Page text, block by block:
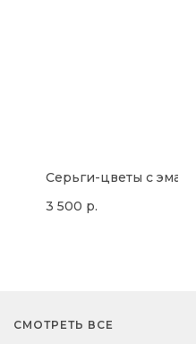
Серьги-цветы с
3 500 р.
СМОТРЕТЬ ВСЕ